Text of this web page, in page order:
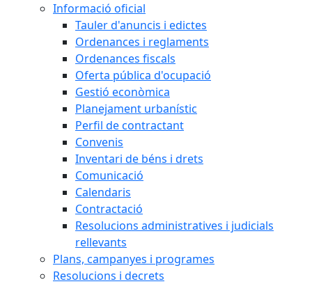
Informació oficial
Tauler d'anuncis i edictes
Ordenances i reglaments
Ordenances fiscals
Oferta pública d'ocupació
Gestió econòmica
Planejament urbanístic
Perfil de contractant
Convenis
Inventari de béns i drets
Comunicació
Calendaris
Contractació
Resolucions administratives i judicials
rellevants
Plans, campanyes i programes
Resolucions i decrets